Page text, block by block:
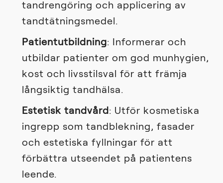
tandrengöring och applicering av
tandtätningsmedel.
Patientutbildning: Informerar och
utbildar patienter om god munhygien,
kost och livsstilsval för att främja
långsiktig tandhälsa.
Estetisk tandvård: Utför kosmetiska
ingrepp som tandblekning, fasader
och estetiska fyllningar för att
förbättra utseendet på patientens
leende.